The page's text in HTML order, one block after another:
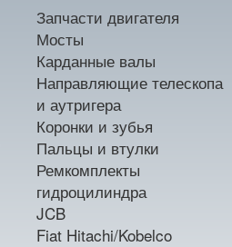
Запчасти двигателя
Мосты
Карданные валы
Направляющие телескопа
и аутригера
Коронки и зубья
Пальцы и втулки
Ремкомплекты
гидроцилиндра
JCB
Fiat Hitachi/Kobelco